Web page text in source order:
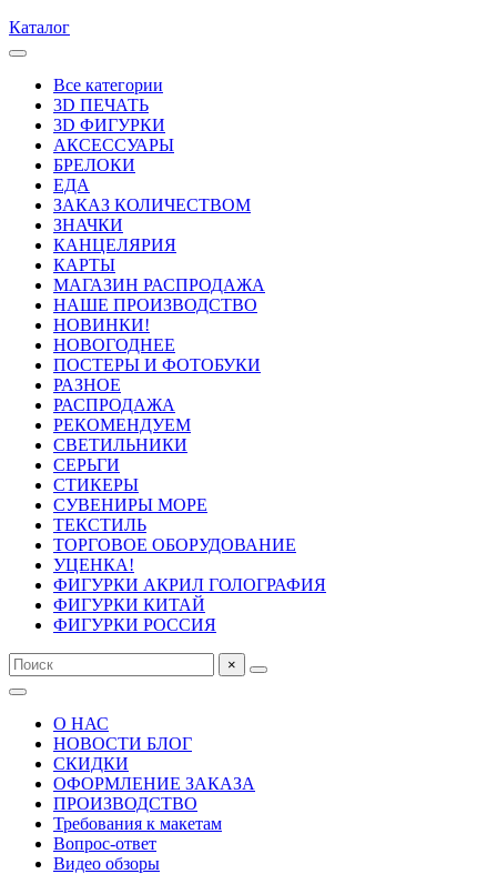
Каталог
Все категории
3D ПЕЧАТЬ
3D ФИГУРКИ
АКСЕССУАРЫ
БРЕЛОКИ
ЕДА
ЗАКАЗ КОЛИЧЕСТВОМ
ЗНАЧКИ
КАНЦЕЛЯРИЯ
КАРТЫ
МАГАЗИН РАСПРОДАЖА
НАШЕ ПРОИЗВОДСТВО
НОВИНКИ!
НОВОГОДНЕЕ
ПОСТЕРЫ И ФОТОБУКИ
РАЗНОЕ
РАСПРОДАЖА
РЕКОМЕНДУЕМ
СВЕТИЛЬНИКИ
СЕРЬГИ
СТИКЕРЫ
СУВЕНИРЫ МОРЕ
ТЕКСТИЛЬ
ТОРГОВОЕ ОБОРУДОВАНИЕ
УЦЕНКА!
ФИГУРКИ АКРИЛ ГОЛОГРАФИЯ
ФИГУРКИ КИТАЙ
ФИГУРКИ РОССИЯ
×
О НАС
НОВОСТИ БЛОГ
СКИДКИ
ОФОРМЛЕНИЕ ЗАКАЗА
ПРОИЗВОДСТВО
Требования к макетам
Вопрос-ответ
Видео обзоры